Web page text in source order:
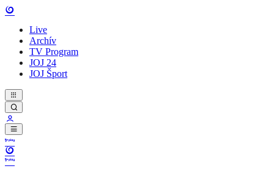
Live
Archív
TV Program
JOJ 24
JOJ Šport